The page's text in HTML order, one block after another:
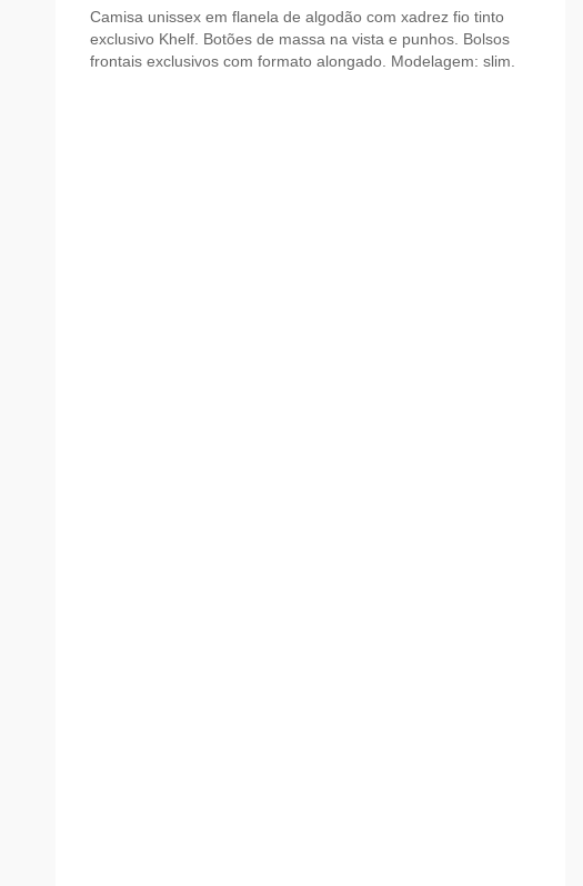
Camisa unissex em flanela de algodão com xadrez fio tinto
exclusivo Khelf. Botões de massa na vista e punhos. Bolsos
frontais exclusivos com formato alongado. Modelagem: slim.